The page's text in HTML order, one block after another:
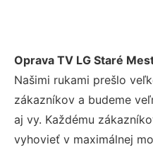
Oprava TV LG Staré
Našimi rukami prešlo
zákazníkov a budeme
aj vy. Každému
vyhovieť v maximálnej